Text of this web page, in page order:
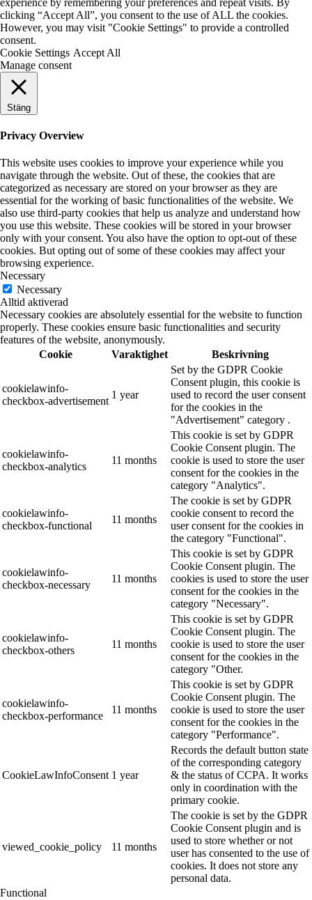
clicking “Accept All”, you consent to the use of ALL the cookies.
However, you may visit "Cookie Settings" to provide a controlled
consent.
Cookie Settings Accept All
Manage consent
Stäng
Privacy Overview
This website uses cookies to improve your experience while you
navigate through the website. Out of these, the cookies that are
categorized as necessary are stored on your browser as they are
essential for the working of basic functionalities of the website. We
also use third-party cookies that help us analyze and understand how
you use this website. These cookies will be stored in your browser
only with your consent. You also have the option to opt-out of these
cookies. But opting out of some of these cookies may affect your
browsing experience.
Necessary
Necessary
Alltid aktiverad
Necessary cookies are absolutely essential for the website to function
properly. These cookies ensure basic functionalities and security
features of the website, anonymously.
Cookie
Varaktighet Beskrivning
cookielawinfo-
checkbox-advertisement
1 year
Set by the GDPR Cookie
Consent plugin, this cookie is
used to record the user consent
for the cookies in the
"Advertisement" category .
cookielawinfo-
checkbox-analytics
11 months
This cookie is set by GDPR
Cookie Consent plugin. The
cookie is used to store the user
consent for the cookies in the
category "Analytics".
cookielawinfo-
checkbox-functional
11 months
The cookie is set by GDPR
cookie consent to record the
user consent for the cookies in
the category "Functional".
cookielawinfo-
checkbox-necessary
11 months
This cookie is set by GDPR
Cookie Consent plugin. The
cookies is used to store the user
consent for the cookies in the
category "Necessary".
cookielawinfo-
checkbox-others
11 months
This cookie is set by GDPR
Cookie Consent plugin. The
cookie is used to store the user
consent for the cookies in the
category "Other.
cookielawinfo-
checkbox-performance
11 months
This cookie is set by GDPR
Cookie Consent plugin. The
cookie is used to store the user
consent for the cookies in the
category "Performance".
CookieLawInfoConsent 1 year
Records the default button state
of the corresponding category
& the status of CCPA. It works
only in coordination with the
primary cookie.
viewed_cookie_policy 11 months
The cookie is set by the GDPR
Cookie Consent plugin and is
used to store whether or not
user has consented to the use of
cookies. It does not store any
personal data.
Functional